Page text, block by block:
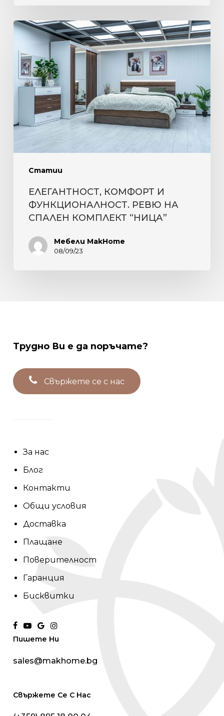
Статии
ЕЛЕГАНТНОСТ,
КОМФОРТ
ФУНКЦИОНАЛНОСТ.
РЕВЮ
СПАЛЕН
КОМПЛЕКТ
“НИЦА”
ЕЛЕГАНТНОСТ, КОМФОРТ И
ФУНКЦИОНАЛНОСТ. РЕВЮ НА
СПАЛЕН КОМПЛЕКТ “НИЦА”
Мебели MakHome
08/09/23
Трудно Ви е да поръчате?
Свържете се с нас
За нас
Блог
Контакти
Общи условия
Доставка
Плащане
Поверителност
Гаранция
Бисквитки
facebook
youtube
google-
plus
instagram
Пишете Ни
sales@makhome.bg
Свържете Се С Нас